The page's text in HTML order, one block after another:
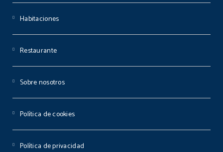
Habitaciones
Restaurante
Sobre nosotros
Política de cookies
Política de privacidad